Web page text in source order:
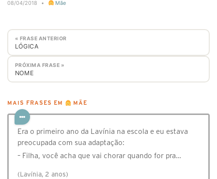
08/04/2018 • Mãe
« FRASE ANTERIOR
LÓGICA
PRÓXIMA FRASE »
NOME
MAIS FRASES EM MÃE
Era o primeiro ano da Lavínia na escola e eu estava
preocupada com sua adaptação:
– Filha, você acha que vai chorar quando for pra…
(Lavínia, 2 anos)